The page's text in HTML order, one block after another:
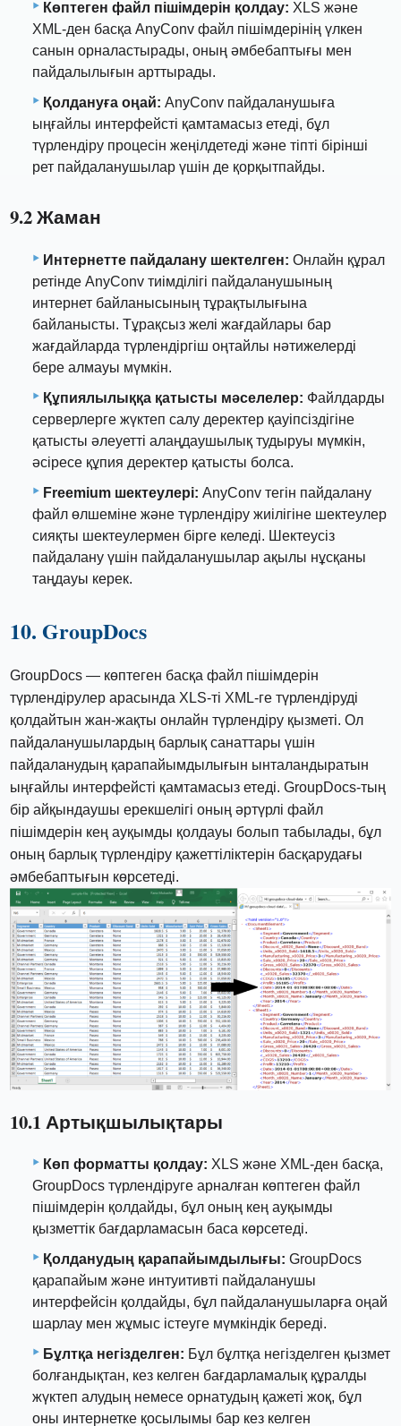
Көптеген файл пішімдерін қолдау: XLS және
XML-ден басқа AnyConv файл пішімдерінің үлкен
санын орналастырады, оның әмбебаптығы мен
пайдалылығын арттырады.
Қолдануға оңай: AnyConv пайдаланушыға
ыңғайлы интерфейсті қамтамасыз етеді, бұл
түрлендіру процесін жеңілдетеді және тіпті бірінші
рет пайдаланушылар үшін де қорқытпайды.
9.2 Жаман
Интернетте пайдалану шектелген: Онлайн құрал
ретінде AnyConv тиімділігі пайдаланушының
интернет байланысының тұрақтылығына
байланысты. Тұрақсыз желі жағдайлары бар
жағдайларда түрлендіргіш оңтайлы нәтижелерді
бере алмауы мүмкін.
Құпиялылыққа қатысты мәселелер: Файлдарды
серверлерге жүктеп салу деректер қауіпсіздігіне
қатысты әлеуетті алаңдаушылық тудыруы мүмкін,
әсіресе құпия деректер қатысты болса.
Freemium шектеулері: AnyConv тегін пайдалану
файл өлшеміне және түрлендіру жиілігіне шектеулер
сияқты шектеулермен бірге келеді. Шектеусіз
пайдалану үшін пайдаланушылар ақылы нұсқаны
таңдауы керек.
10. GroupDocs
GroupDocs — көптеген басқа файл пішімдерін
түрлендірулер арасында XLS-ті XML-ге түрлендіруді
қолдайтын жан-жақты онлайн түрлендіру қызметі. Ол
пайдаланушылардың барлық санаттары үшін
пайдаланудың қарапайымдылығын ынталандыратын
ыңғайлы интерфейсті қамтамасыз етеді. GroupDocs-тың
бір айқындаушы ерекшелігі оның әртүрлі файл
пішімдерін кең ауқымды қолдауы болып табылады, бұл
оның барлық түрлендіру қажеттіліктерін басқарудағы
әмбебаптығын көрсетеді.
10.1 Артықшылықтары
Көп форматты қолдау: XLS және XML-ден басқа,
GroupDocs түрлендіруге арналған көптеген файл
пішімдерін қолдайды, бұл оның кең ауқымды
қызметтік бағдарламасын баса көрсетеді.
Қолданудың қарапайымдылығы: GroupDocs
қарапайым және интуитивті пайдаланушы
интерфейсін қолдайды, бұл пайдаланушыларға оңай
шарлау мен жұмыс істеуге мүмкіндік береді.
Бұлтқа негізделген: Бұл бұлтқа негізделген қызмет
болғандықтан, кез келген бағдарламалық құралды
жүктеп алудың немесе орнатудың қажеті жоқ, бұл
оны интернетке қосылымы бар кез келген